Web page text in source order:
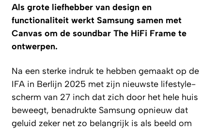
Als grote liefhebber van design en
functionaliteit werkt Samsung samen met
Canvas om de soundbar The HiFi Frame te
ontwerpen.
Na een sterke indruk te hebben gemaakt op de
IFA in Berlijn 2025 met zijn nieuwste lifestyle-
scherm van 27 inch dat zich door het hele huis
beweegt, benadrukte Samsung opnieuw dat
geluid zeker net zo belangrijk is als beeld om